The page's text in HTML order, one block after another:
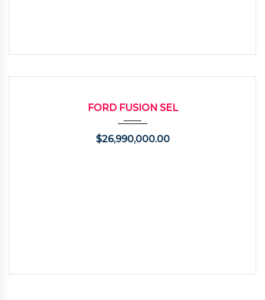
FORD FUSION SEL
$26,990,000.00